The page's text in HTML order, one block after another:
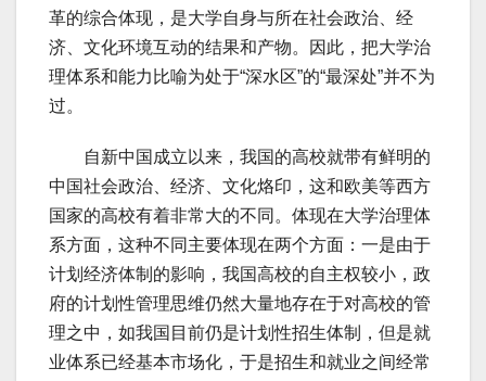
革的综合体现，是大学自身与所在社会政治、经
济、文化环境互动的结果和产物。因此，把大学治
理体系和能力比喻为处于“深水区”的“最深处”并不为
过。
自新中国成立以来，我国的高校就带有鲜明的
中国社会政治、经济、文化烙印，这和欧美等西方
国家的高校有着非常大的不同。体现在大学治理体
系方面，这种不同主要体现在两个方面：一是由于
计划经济体制的影响，我国高校的自主权较小，政
府的计划性管理思维仍然大量地存在于对高校的管
理之中，如我国目前仍是计划性招生体制，但是就
业体系已经基本市场化，于是招生和就业之间经常